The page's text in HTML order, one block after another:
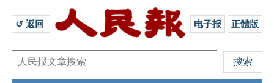
↺ 返回 电子报 正體版